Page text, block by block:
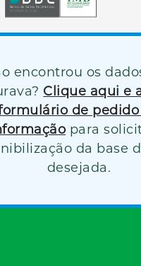
encontrou os
Clique aqui e
de pedido
para
da base
desejada.